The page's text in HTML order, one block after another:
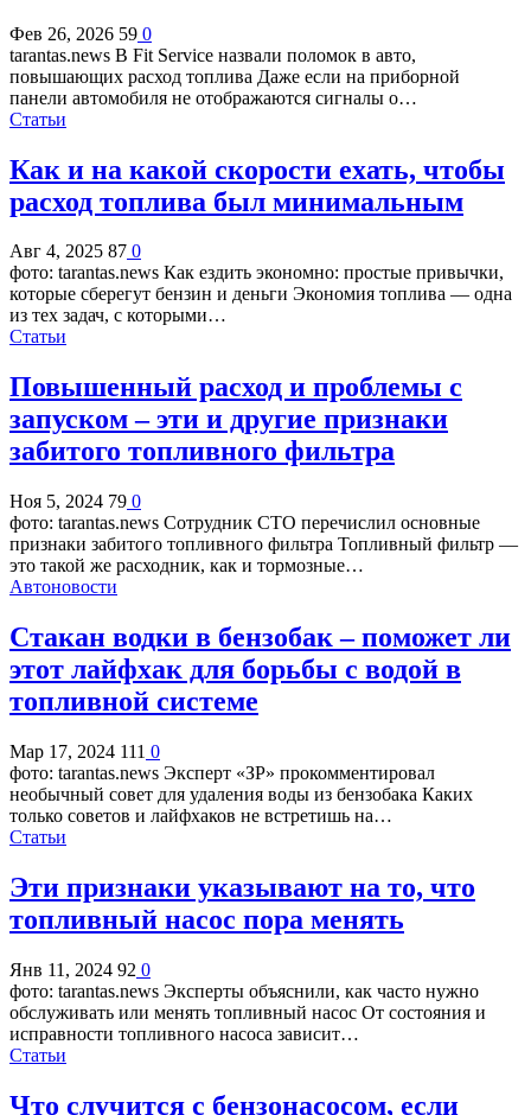
Фев 26, 2026 59 0
tarantas.news В Fit Service назвали поломок в авто,
повышающих расход топлива Даже если на приборной
панели автомобиля не отображаются сигналы о…
Статьи
Как и на какой скорости ехать, чтобы
расход топлива был минимальным
Авг 4, 2025 87 0
фото: tarantas.news Как ездить экономно: простые привычки,
которые сберегут бензин и деньги Экономия топлива — одна
из тех задач, с которыми…
Статьи
Повышенный расход и проблемы с
запуском – эти и другие признаки
забитого топливного фильтра
Ноя 5, 2024 79 0
фото: tarantas.news Сотрудник СТО перечислил основные
признаки забитого топливного фильтра Топливный фильтр —
это такой же расходник, как и тормозные…
Автоновости
Стакан водки в бензобак – поможет ли
этот лайфхак для борьбы с водой в
топливной системе
Мар 17, 2024 111 0
фото: tarantas.news Эксперт «ЗР» прокомментировал
необычный совет для удаления воды из бензобака Каких
только советов и лайфхаков не встретишь на…
Статьи
Эти признаки указывают на то, что
топливный насос пора менять
Янв 11, 2024 92 0
фото: tarantas.news Эксперты объяснили, как часто нужно
обслуживать или менять топливный насос От состояния и
исправности топливного насоса зависит…
Статьи
Что случится с бензонасосом, если